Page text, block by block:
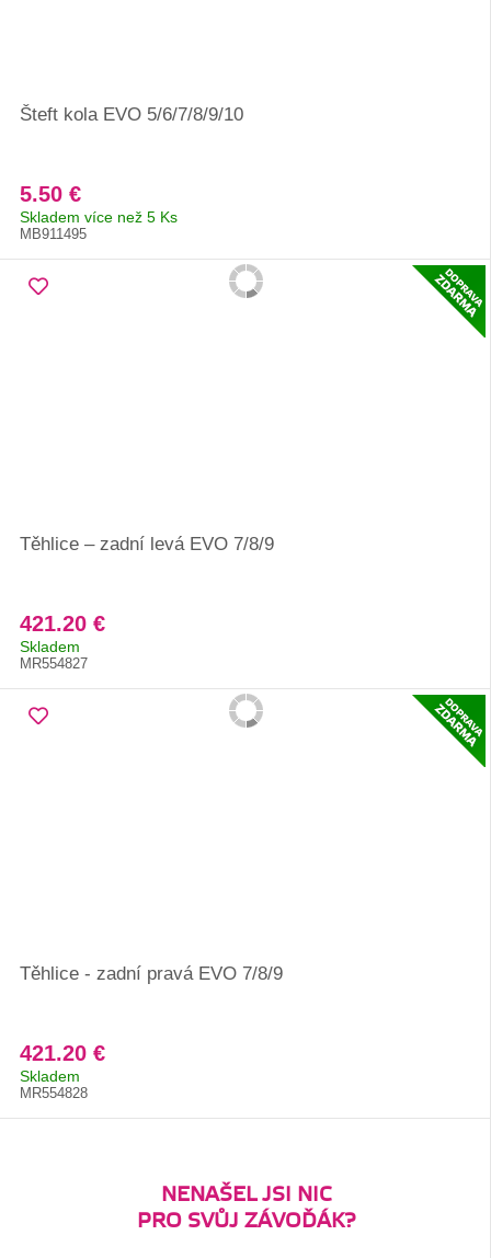
Šteft kola EVO 5/6/7/8/9/10
5.50 €
Skladem více než 5 Ks
MB911495
Těhlice – zadní levá EVO 7/8/9
421.20 €
Skladem
MR554827
Těhlice - zadní pravá EVO 7/8/9
421.20 €
Skladem
MR554828
NENAŠEL JSI NIC
PRO SVŮJ ZÁVOĎÁK?